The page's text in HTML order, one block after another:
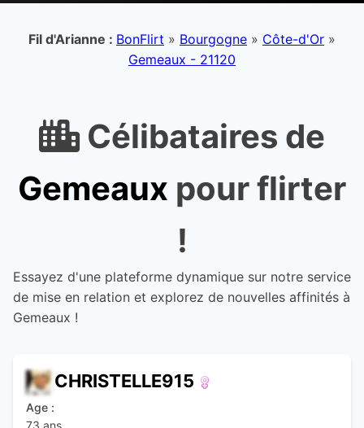
Fil d'Arianne : BonFlirt » Bourgogne » Côte-d'Or »
Gemeaux - 21120
Célibataires de
Gemeaux pour flirter
!
Essayez d'une plateforme dynamique sur notre service
de mise en relation et explorez de nouvelles affinités à
Gemeaux !
CHRISTELLE915
Age :
73 ans